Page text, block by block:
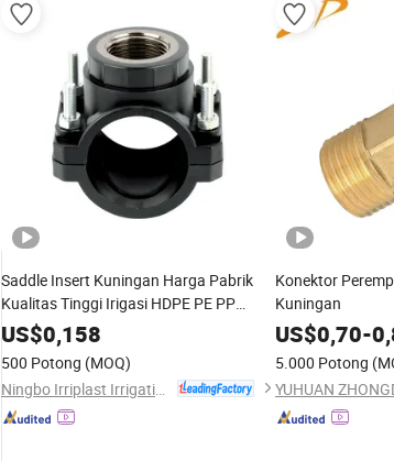
Saddle Insert Kuningan Harga Pabrik
Kualitas Tinggi Irigasi HDPE PE PP
Fitting Kompresi Katup Bola PVC HDPE
US$0,158
500 Potong (MOQ)
Konektor
Kuningan
US$0,70-
5.000 Potong